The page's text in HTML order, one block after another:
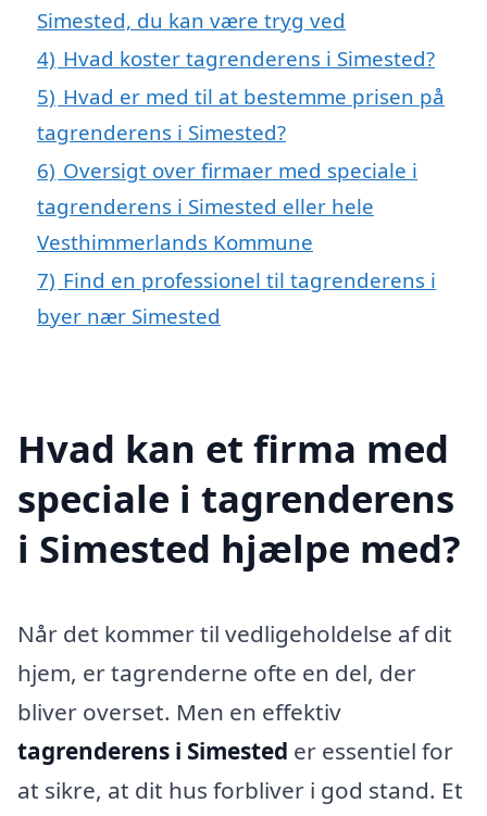
Simested, du kan være tryg ved
4) Hvad koster tagrenderens i Simested?
5) Hvad er med til at bestemme prisen på
tagrenderens i Simested?
6) Oversigt over firmaer med speciale i
tagrenderens i Simested eller hele
Vesthimmerlands Kommune
7) Find en professionel til tagrenderens i
byer nær Simested
Hvad kan et firma med
speciale i tagrenderens
i Simested hjælpe med?
Når det kommer til vedligeholdelse af dit
hjem, er tagrenderne ofte en del, der
bliver overset. Men en effektiv
tagrenderens i Simested er essentiel for
at sikre, at dit hus forbliver i god stand. Et